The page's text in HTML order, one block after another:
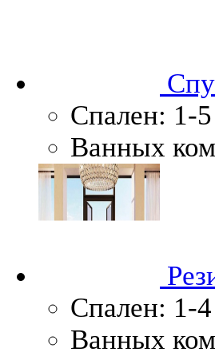
Спален: 1-5
Ванных
Спален: 1-4
Ванных